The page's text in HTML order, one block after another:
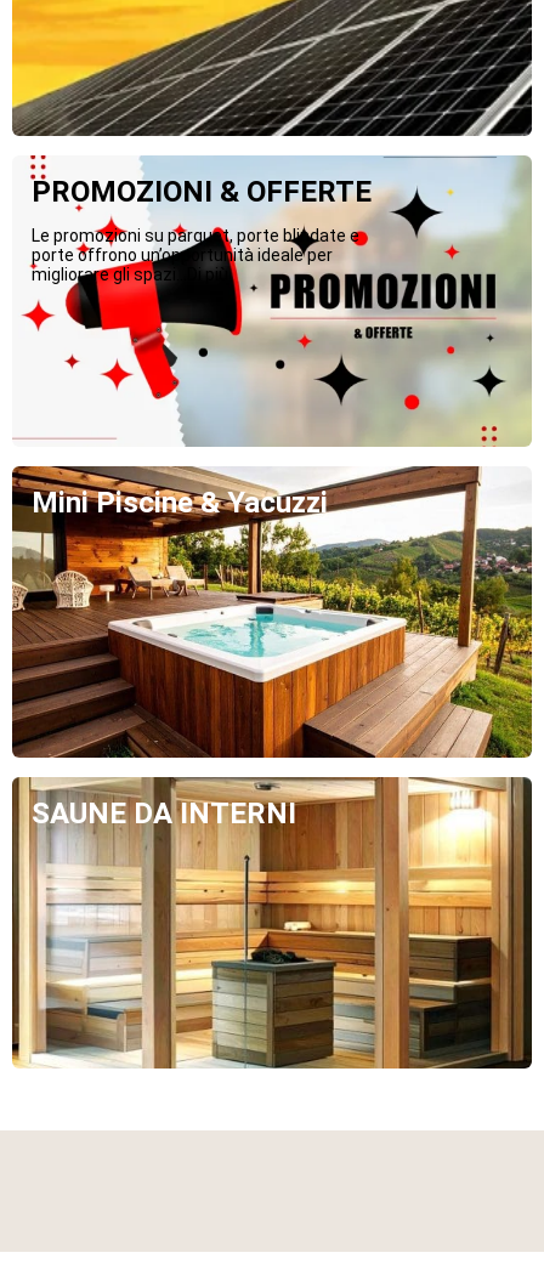
PROMOZIONI & OFFERTE
Le promozioni su parquet, porte blindate e
porte offrono un’opportunità ideale per
migliorare gli spazi...Di più
Mini Piscine & Yacuzzi
SAUNE DA INTERNI